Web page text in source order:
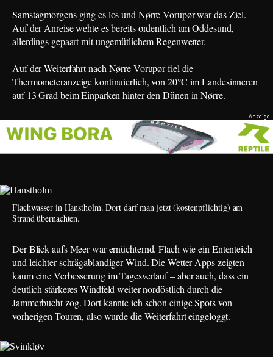
Samstagmorgens ging es los und Nørre Vorupør war das Ziel.
Auf der Anreise wehte es bereits ordentlich am Oddesund,
allerdings gepaart mit ungemütlichem Regenwetter.
Auf der Weiterfahrt nach Nørre Vorupør fiel die
Thermometeranzeige kontinuierlich, von 20°C im Landesinneren
auf 13 Grad beim Einparken hinter den Dünen in Nørre.
Flachwasser in Hanstholm. Dort darf man jetzt (kostenpflichtig) am
Strand übernachten.
Der Blick aufs Meer war ernüchternd. Flach wie ein Ententeich
und leichter schrägablandiger Wind. Die Wetter-Apps zeigten
kaum eine Verbesserung im Tagesverlauf – aber auch, dass ein
deutlich stärkeres Windfeld weiter nordöstlich durch die
Jammerbucht zog. Dort kannte ich schon einige Spots von
vorherigen Touren, also wurde die Weiterfahrt eingeloggt.